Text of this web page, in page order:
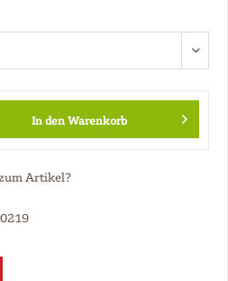
In denWarenkorb
Artikel?